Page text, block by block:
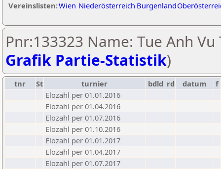
Vereinslisten:Wien Niederösterreich Burgenland
Pnr:133323 Name: Tue Anh Vu
Grafik Partie-Statistik)
tnr St turnier bdld rd datum
f
Elozahl per 01.01.2016
Elozahl per 01.04.2016
Elozahl per 01.07.2016
Elozahl per 01.10.2016
Elozahl per 01.01.2017
Elozahl per 01.04.2017
Elozahl per 01.07.2017